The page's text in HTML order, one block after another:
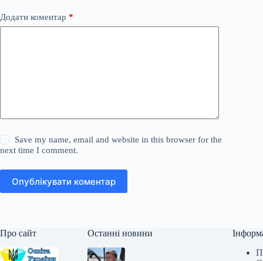
Додати коментар *
Save my name, email and website in this browser for the
next time I comment.
Опублікувати коментар
Про сайт Останні новини